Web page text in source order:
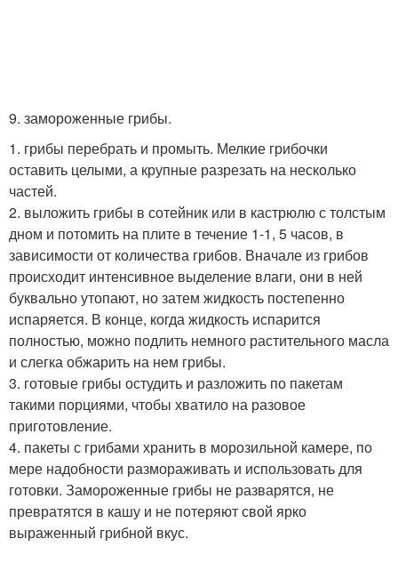
9. замороженные грибы.
1. грибы перебрать и промыть. Мелкие грибочки
оставить целыми, а крупные разрезать на несколько
частей.
2. выложить грибы в сотейник или в кастрюлю с толстым
дном и потомить на плите в течение 1-1, 5 часов, в
зависимости от количества грибов. Вначале из грибов
происходит интенсивное выделение влаги, они в ней
буквально утопают, но затем жидкость постепенно
испаряется. В конце, когда жидкость испарится
полностью, можно подлить немного растительного масла
и слегка обжарить на нем грибы.
3. готовые грибы остудить и разложить по пакетам
такими порциями, чтобы хватило на разовое
приготовление.
4. пакеты с грибами хранить в морозильной камере, по
мере надобности размораживать и использовать для
готовки. Замороженные грибы не разварятся, не
превратятся в кашу и не потеряют свой ярко
выраженный грибной вкус.